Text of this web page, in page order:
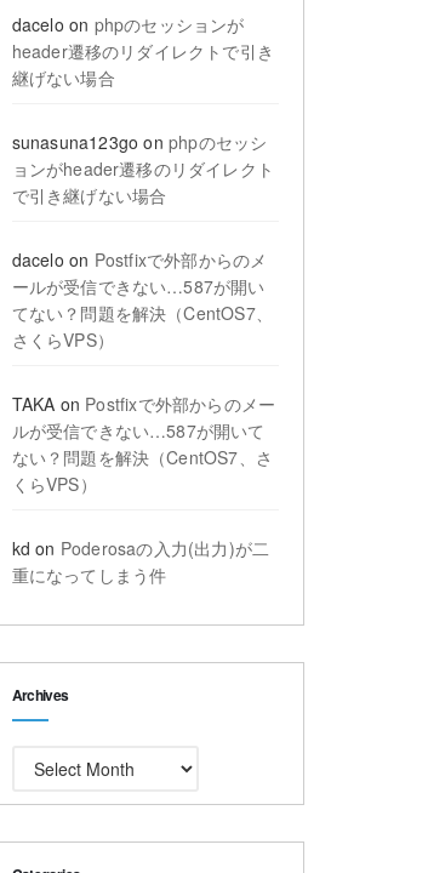
dacelo on phpのセッションが
header遷移のリダイレクトで引き
継げない場合
sunasuna123go on phpのセッシ
ョンがheader遷移のリダイレクト
で引き継げない場合
dacelo on Postfixで外部からのメ
ールが受信できない…587が開い
てない？問題を解決（CentOS7、
さくらVPS）
TAKA on Postfixで外部からのメー
ルが受信できない…587が開いて
ない？問題を解決（CentOS7、さ
くらVPS）
kd on Poderosaの入力(出力)が二
重になってしまう件
ArchivesArchives